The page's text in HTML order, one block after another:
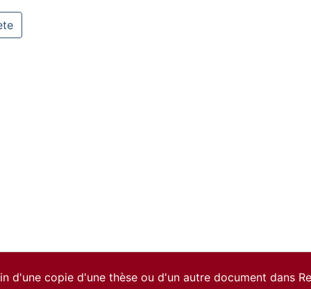
d'une copie d'une thèse ou d'un autre document dans